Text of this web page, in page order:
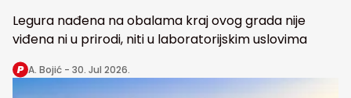
Legura nađena na obalama kraj ovog grada nije
viđena ni u prirodi, niti u laboratorijskim uslovima
A. Bojić - 30. Jul 2026.